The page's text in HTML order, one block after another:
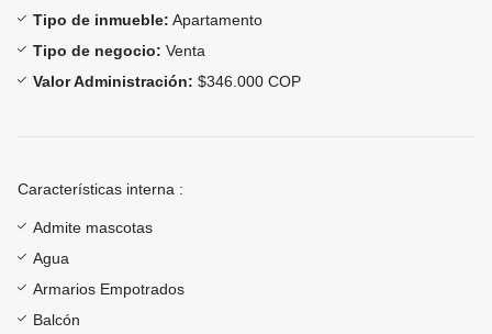
Tipo de inmueble: Apartamento
Tipo de negocio: Venta
Valor Administración: $346.000 COP
Características interna :
Admite mascotas
Agua
Armarios Empotrados
Balcón